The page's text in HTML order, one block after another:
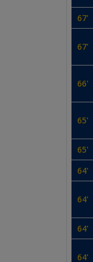
67'
67'
66'
65'
65'
64'
64'
64'
64'